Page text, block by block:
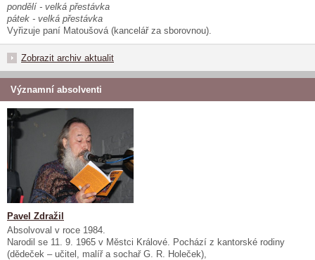
pondělí - velká přestávka
pátek - velká přestávka
Vyřizuje paní Matoušová (kancelář za sborovnou).
Zobrazit archiv aktualit
Významní absolventi
Pavel Zdražil
Absolvoval v roce 1984.
Narodil se 11. 9. 1965 v Městci Králové. Pochází z kantorské rodiny
(dědeček – učitel, malíř a sochař G. R. Holeček),